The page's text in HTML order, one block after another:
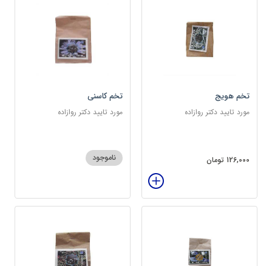
تخم هویج
مورد تایید دکتر روازاده
126,000 تومان
تخم کاسنی
مورد تایید دکتر روازاده
ناموجود